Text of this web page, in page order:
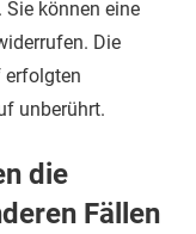
können eine
Die
erfolgten
unberührt.
die
Fällen